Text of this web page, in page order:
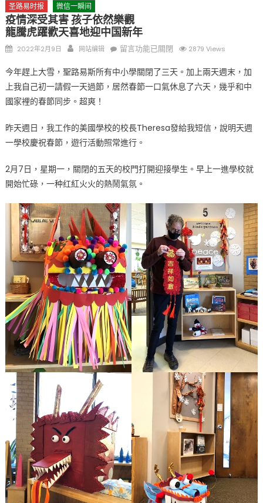
圣路易时报 微信一瞬间
疫情深受其害 孩子依然樂觀
龍騰虎躍歡天喜地迎中国新年
Posted
2022年2月9日 Author
网站编辑
在
情
深
害
孩
依
然
觀
龍
騰
虎
躍
歡
天
喜
地
迎
中
国
新
留言功能已關閉 2879 Views
今年趕上大雪，聖路易斯所有中小學關閉了三天。加上兩天週末，加
上我自己初一請假一天過節，居然春節一口氣休息了六天，幾乎和中
國家裡的春節同步。超爽！
昨天週日，我工作的美國學校的校長Theresa發給我短信，說明天週
一學校慶祝春節，遊行活動照常進行。
2月7日，星期一，關閉的五天的校門打開迎接學生。早上一進學校就
開始忙碌，一种红紅火火的熱鬧氣氛。